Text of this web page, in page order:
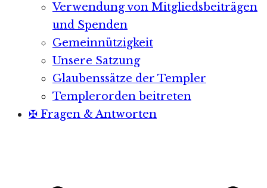
Verwendung von Mitgliedsbeiträgen
und Spenden
Gemeinnützigkeit
Unsere Satzung
Glaubenssätze der Templer
Templerorden beitreten
✠ Fragen & Antworten